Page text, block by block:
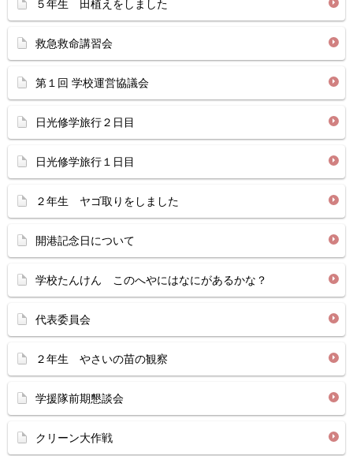
５年生 田植えをしました
救急救命講習会
第１回 学校運営協議会
日光修学旅行２日目
日光修学旅行１日目
２年生 ヤゴ取りをしました
開港記念日について
学校たんけん このへやにはなにがあるかな？
代表委員会
２年生 やさいの苗の観察
学援隊前期懇談会
クリーン大作戦